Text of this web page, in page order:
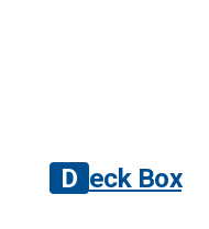
Deck Box